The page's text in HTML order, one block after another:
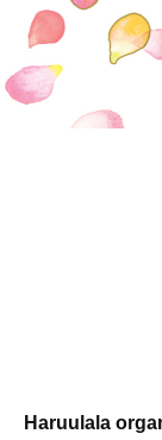
Haruulala